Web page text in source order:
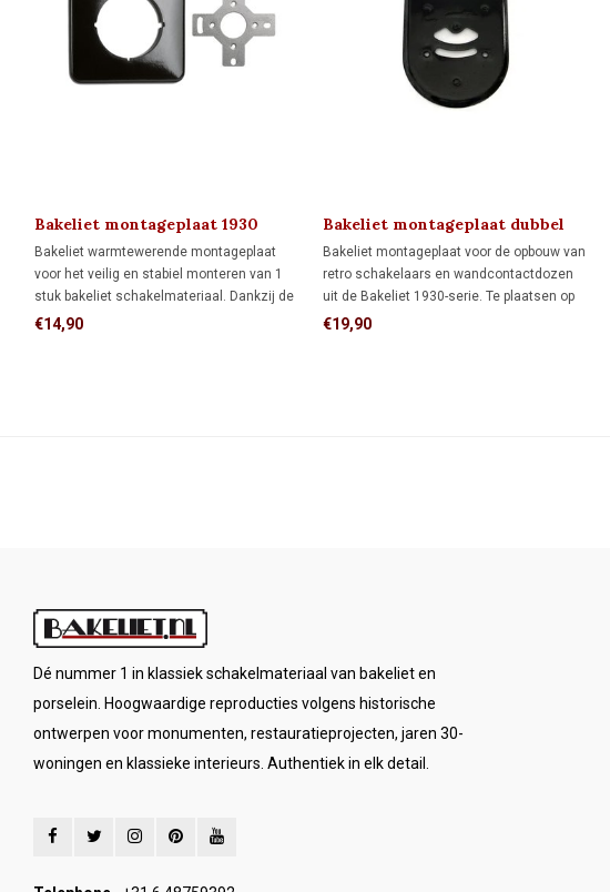
Bakeliet montageplaat 1930
Bakeliet warmtewerende montageplaat
voor het veilig en stabiel monteren van 1
stuk bakeliet schakelmateriaal. Dankzij de
bijgeleverde adapter past deze
€14,90
Bakeliet montageplaat dubbel
1930
Bakeliet montageplaat voor de opbouw van
retro schakelaars en wandcontactdozen
uit de Bakeliet 1930-serie. Te plaatsen op
één inbouwdoos of direct op de wand. Voor
€19,90
Dé nummer 1 in klassiek schakelmateriaal van bakeliet en
porselein. Hoogwaardige reproducties volgens historische
ontwerpen voor monumenten, restauratieprojecten, jaren 30-
woningen en klassieke interieurs. Authentiek in elk detail.